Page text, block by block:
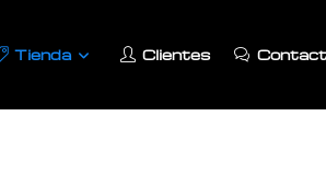
Tienda Clientes